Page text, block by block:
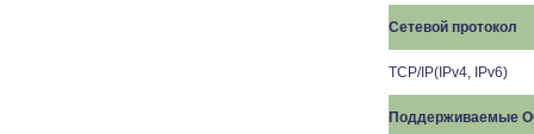
Сетевой протокол
TCP/IP(IPv4, IPv6)
Поддерживаемые